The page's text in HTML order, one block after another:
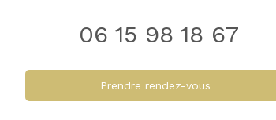
06 15 98 18 67
Prendre rendez-vous